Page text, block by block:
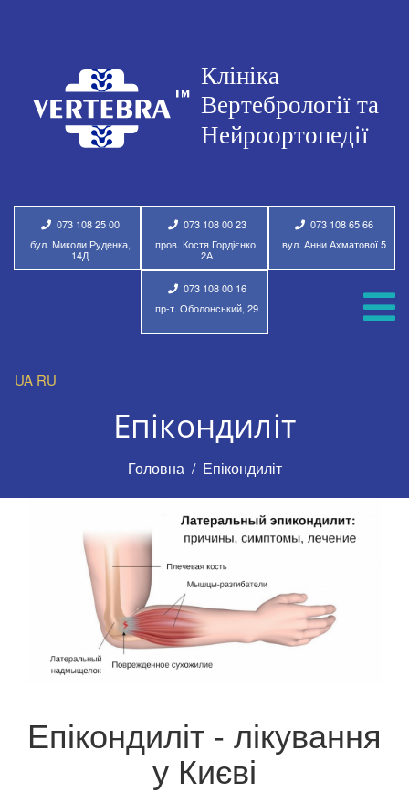
073 108 25 00
бул. Миколи Руденка,
14Д
073 108 00 23
пров. Костя Гордієнко,
2А
073 108 65 66
вул. Анни Ахматової 5
073 108 00 16
пр-т. Оболонський, 29
UA RU
Епікондиліт
Головна Епікондиліт
Епікондиліт - лікування
у Києві